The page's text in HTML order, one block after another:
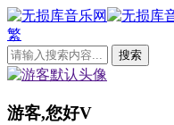
繁
游客,您好V